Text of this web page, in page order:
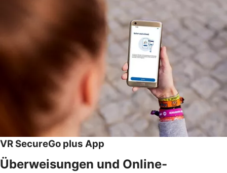
VR SecureGo plus App
Überweisungen und Online-